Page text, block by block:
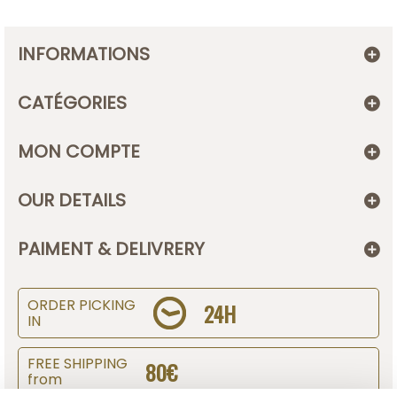
INFORMATIONS
CATÉGORIES
MON COMPTE
OUR DETAILS
PAIMENT & DELIVRERY
ORDER PICKING
IN 24H
FREE SHIPPING
from 80€